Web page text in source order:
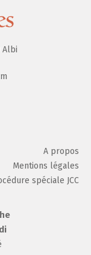
Albi
A propos
Mentions légales
spéciale JCC